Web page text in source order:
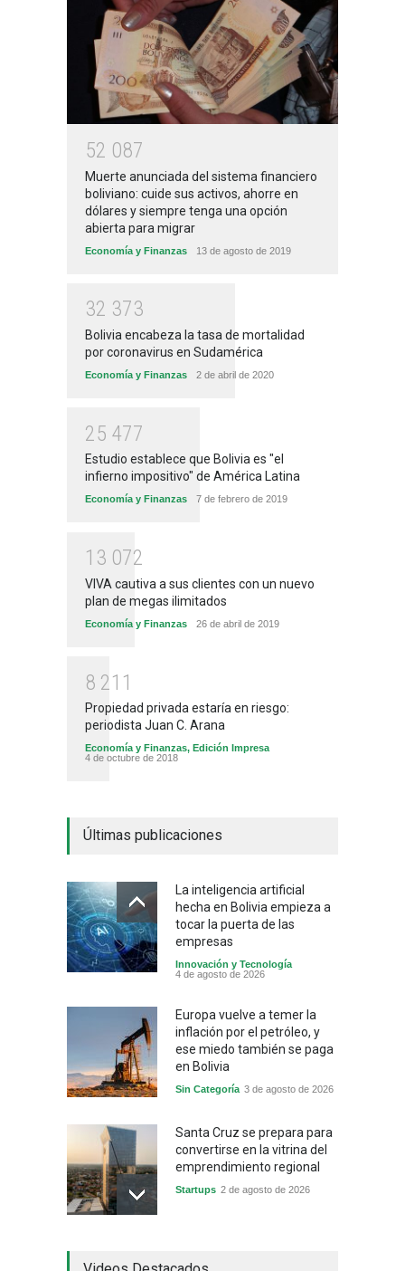
52 087
Muerte anunciada del sistema financiero
boliviano: cuide sus activos, ahorre en
dólares y siempre tenga una opción
abierta para migrar
Economía y Finanzas 13 de agosto de 2019
32 373
Bolivia encabeza la tasa de mortalidad
por coronavirus en Sudamérica
Economía y Finanzas 2 de abril de 2020
25 477
Estudio establece que Bolivia es "el
infierno impositivo" de América Latina
Economía y Finanzas 7 de febrero de 2019
1 3 072
VIVA cautiva a sus clientes con un nuevo
plan de megas ilimitados
Economía y Finanzas 26 de abril de 2019
8 21 1
Propiedad privada estaría en riesgo:
periodista Juan C. Arana
Economía y Finanzas, Edición Impresa
4 de octubre de 2018
Últimas publicaciones
La inteligencia artificial
hecha en Bolivia empieza a
tocar la puerta de las
empresas
Innovación y Tecnología
4 de agosto de 2026
Europa vuelve a temer la
inflación por el petróleo, y
ese miedo también se paga
en Bolivia
Sin Categoría 3 de agosto de 2026
Santa Cruz se prepara para
convertirse en la vitrina del
emprendimiento regional
Startups 2 de agosto de 2026
industrial y el golpe puede